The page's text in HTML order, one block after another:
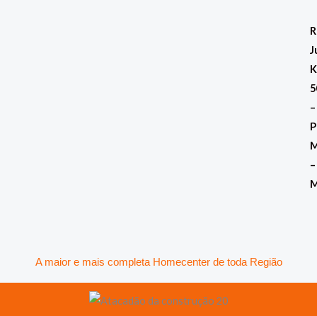
–
–
A maior e mais completa Homecenter de toda Região